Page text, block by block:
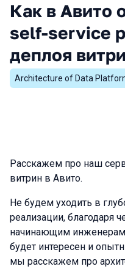
Как в Авито
self-service
деплоя
Architecture of Data
Расскажем про наш
витрин в Авито.
Не будем уходить в
реализации, благодаря
начинающим инженерам
будет интересен и
мы расскажем про